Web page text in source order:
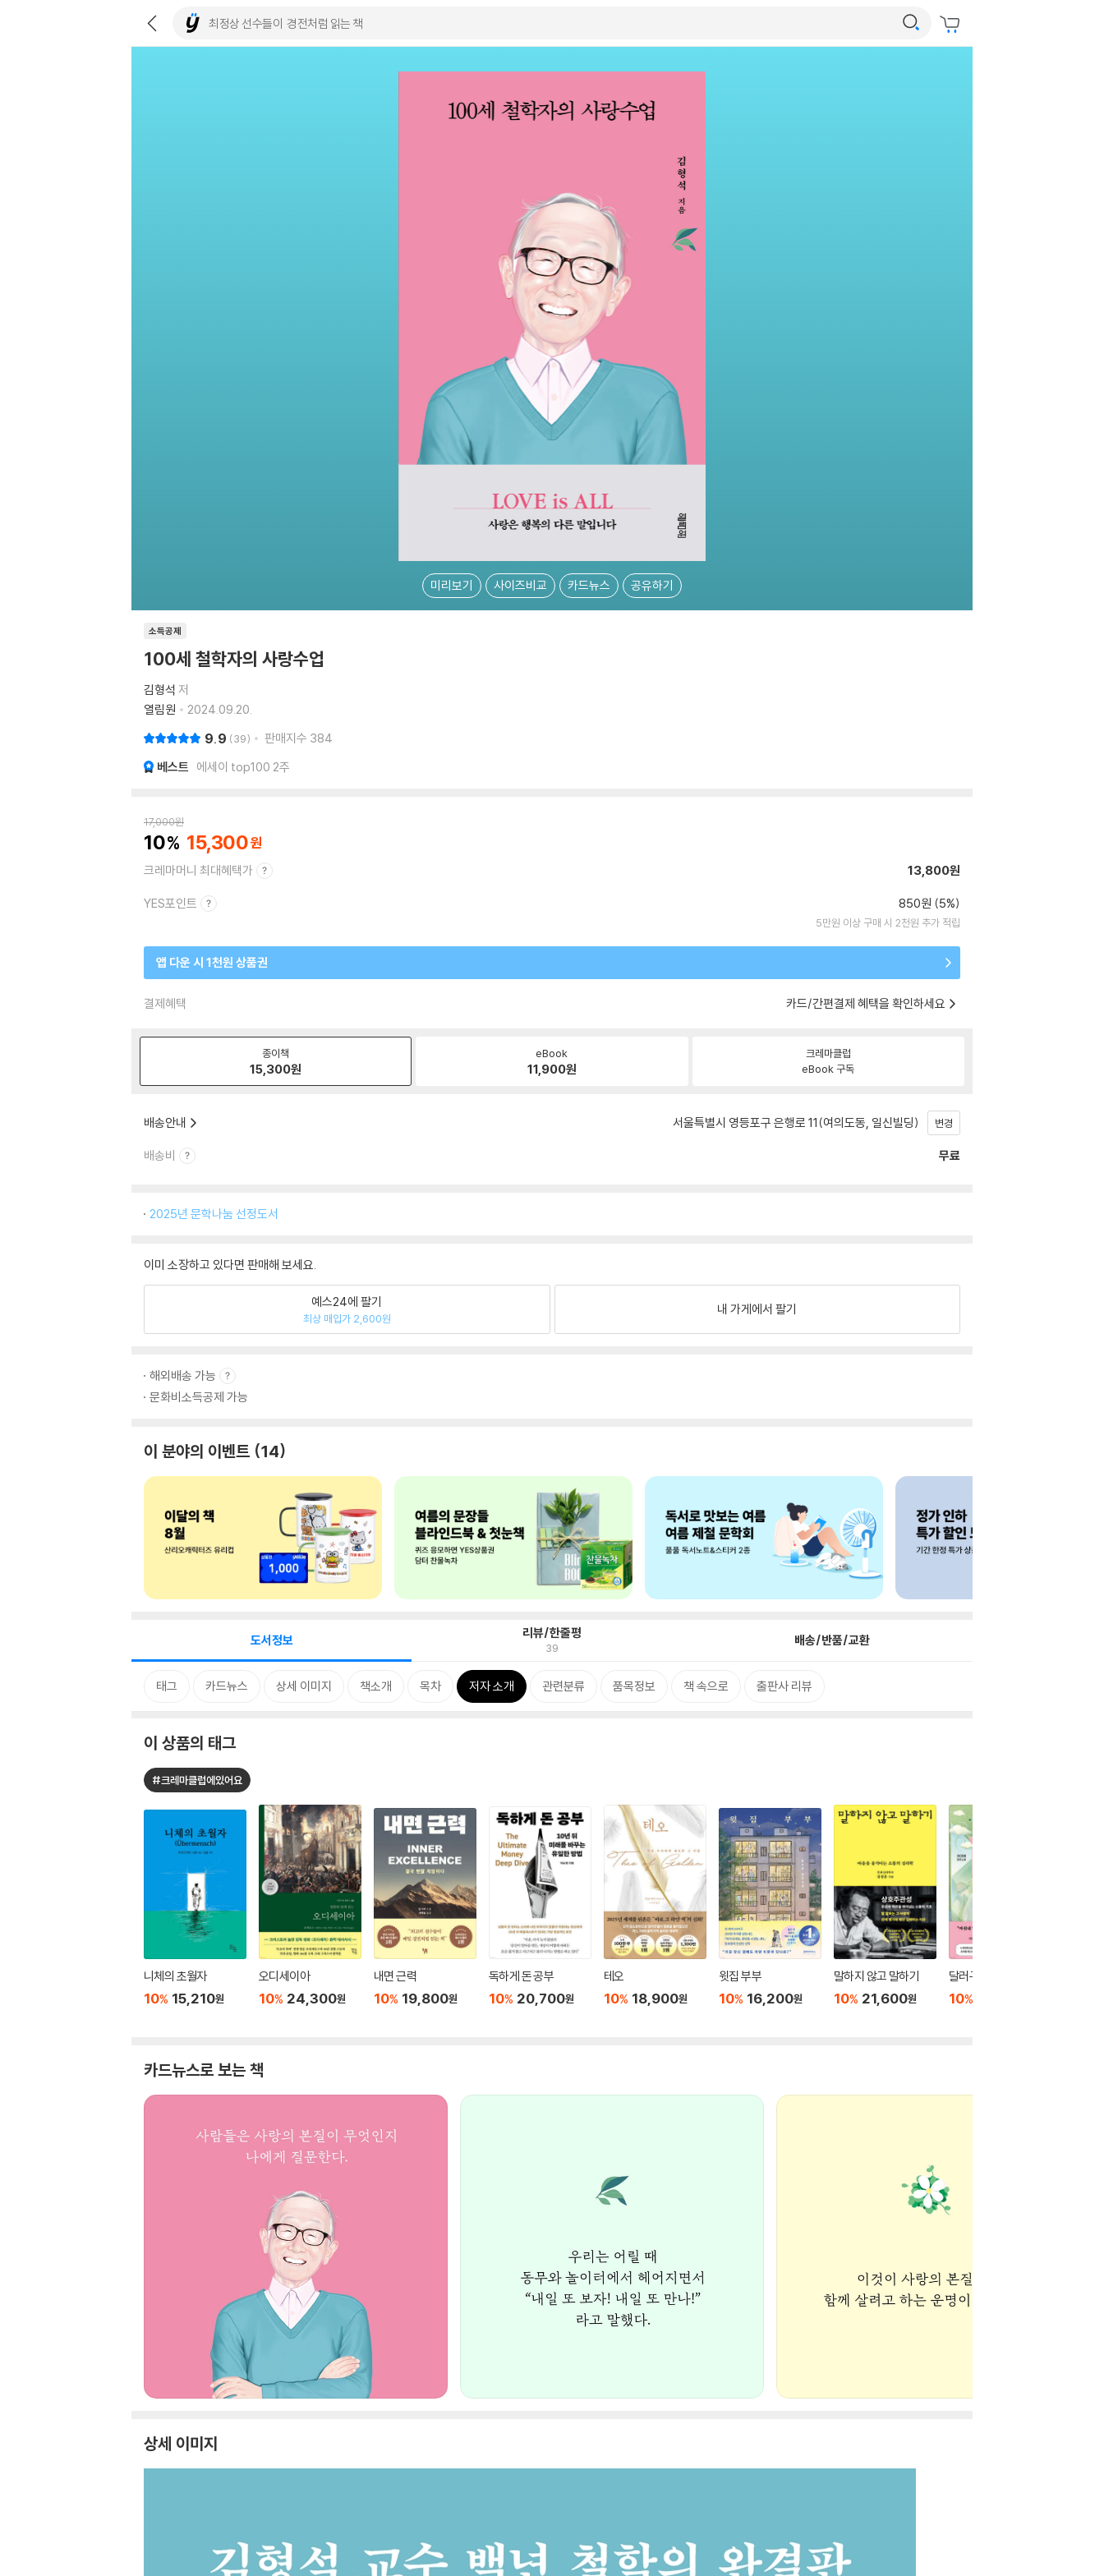
미리보기 사이즈비교 카드뉴스 공유하기
소득공제
100세 철학자의 사랑수업
김형석 저
열림원
2024.09.20.
9.9 39 판매지수 384
베스트 에세이 top100 2주
17,000원
10 15,300
크레마머니 최대혜택가 13,800원
YES포인트 850원 (5%)
5만원 이상 구매 시 2천원 추가 적립
앱 다운 시 1천원 상품권
결제혜택 카드/간편결제 혜택을 확인하세요
종이책
15,300원
eBook
11,900원
크레마클럽
eBook 구독
배송안내 서울특별시 영등포구 은행로 11(여의도동, 일신빌딩) 변경
배송비 무료
2025년 문학나눔 선정도서
이미 소장하고 있다면 판매해 보세요.
예스24에 팔기
최상 매입가 2,600원
내 가게에서 팔기
해외배송 가능
문화비소득공제 가능
이 분야의 이벤트 14
도서정보 리뷰/한줄평
39 배송/반품/교환
태그 카드뉴스 상세 이미지 책소개 목차 저자 소개 관련분류 품목정보 책 속으로 출판사 리뷰
이 상품의 태그
#크레마클럽에있어요
니체의 초월자
10% 15,210원
오디세이아
10% 24,300원
내면 근력
10% 19,800원
독하게 돈 공부
10% 20,700원
테오
10% 18,900원
윗집 부부
10% 16,200원
말하지 않고 말하기
10% 21,600원
달러구트 꿈 백화점 0
10%
카드뉴스로 보는 책
상세 이미지